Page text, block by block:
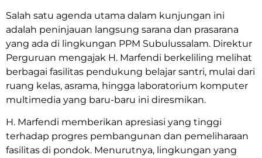
Salah satu agenda utama dalam kunjungan ini
adalah peninjauan langsung sarana dan prasarana
yang ada di lingkungan PPM Subulussalam. Direktur
Perguruan mengajak H. Marfendi berkeliling melihat
berbagai fasilitas pendukung belajar santri, mulai dari
ruang kelas, asrama, hingga laboratorium komputer
multimedia yang baru-baru ini diresmikan.
H. Marfendi memberikan apresiasi yang tinggi
terhadap progres pembangunan dan pemeliharaan
fasilitas di pondok. Menurutnya, lingkungan yang